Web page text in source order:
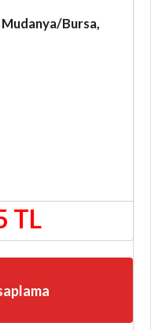
Bursa,
TL